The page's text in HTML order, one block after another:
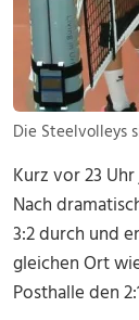
Die Steelvolleys
Kurz vor 23
Nach
3:2 durch und
gleichen Ort
Posthalle den